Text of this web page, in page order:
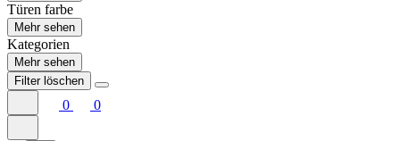
Türen farbe
Mehr sehen
Kategorien
Mehr sehen
Filter löschen
0 0